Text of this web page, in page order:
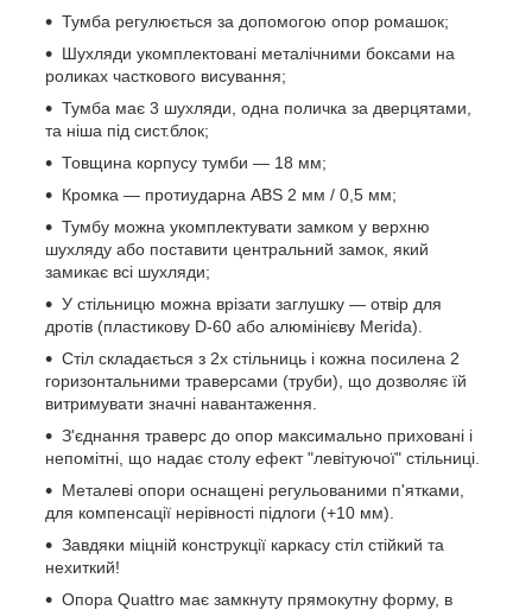
Тумба регулюється за допомогою опор ромашок;
Шухляди укомплектовані металічними боксами на
роликах часткового висування;
Тумба має 3 шухляди, одна поличка за дверцятами,
та ніша під сист.блок;
Товщина корпусу тумби — 18 мм;
Кромка — протиударна ABS 2 мм / 0,5 мм;
Тумбу можна укомплектувати замком у верхню
шухляду або поставити центральний замок, який
замикає всі шухляди;
У стільницю можна врізати заглушку — отвір для
дротів (пластикову D-60 або алюмінієву Merida).
Стіл складається з 2х стільниць і кожна посилена 2
горизонтальними траверсами (труби), що дозволяє їй
витримувати значні навантаження.
З'єднання траверс до опор максимально приховані і
непомітні, що надає столу ефект "левітуючої" стільниці.
Металеві опори оснащені регульованими п'ятками,
для компенсації нерівності підлоги (+10 мм).
Завдяки міцній конструкції каркасу стіл стійкий та
нехиткий!
Опора Quattro має замкнуту прямокутну форму, в